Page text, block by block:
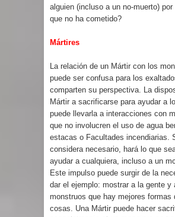
alguien (incluso a un no-muerto)
que no ha cometido?
Mártires
La relación de un Mártir con los
puede ser confusa para los
comparten su perspectiva. La
Mártir a sacrificarse para ayudar a
puede llevarla a interacciones con
que no involucren el uso de agua
estacas o Facultades incendiarias.
considera necesario, hará lo que
ayudar a cualquiera, incluso a un
Este impulso puede surgir de la
dar el ejemplo: mostrar a la gente y
monstruos que hay mejores formas
cosas. Una Mártir puede hacer